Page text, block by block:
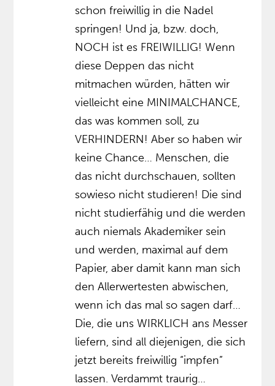
schon freiwillig in die Nadel
springen! Und ja, bzw. doch,
NOCH ist es FREIWILLIG! Wenn
diese Deppen das nicht
mitmachen würden, hätten wir
vielleicht eine MINIMALCHANCE,
das was kommen soll, zu
VERHINDERN! Aber so haben wir
keine Chance… Menschen, die
das nicht durchschauen, sollten
sowieso nicht studieren! Die sind
nicht studierfähig und die werden
auch niemals Akademiker sein
und werden, maximal auf dem
Papier, aber damit kann man sich
den Allerwertesten abwischen,
wenn ich das mal so sagen darf…
Die, die uns WIRKLICH ans Messer
liefern, sind all diejenigen, die sich
jetzt bereits freiwillig “impfen”
lassen. Verdammt traurig…